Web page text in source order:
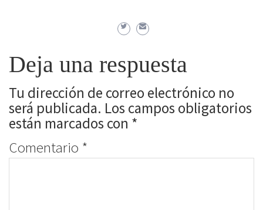
Deja una respuesta
Tu dirección de correo electrónico no
será publicada. Los campos obligatorios
están marcados con *
Comentario *